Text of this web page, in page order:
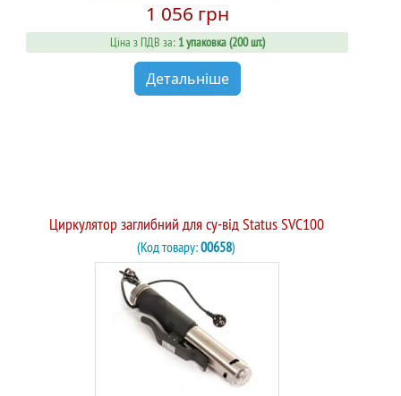
1 056 грн
Ціна з ПДВ за: 1 упаковка (200 шт.)
Детальніше
Циркулятор заглибний для су-від Status SVC100
(Код товару:00658)